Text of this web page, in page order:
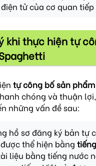
tử của cơ quan tiếp
khi thực hiện tự
tự công bố sản
chóng và thuận
những vấn đề sau:
hồ sơ đăng ký bản tự
thể hiện bằng
liệu bằng tiếng nước